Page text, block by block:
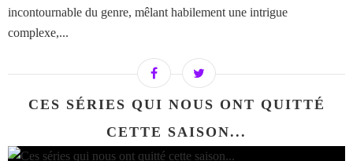
incontournable du genre, mêlant habilement une intrigue
complexe,...
CES SÉRIES QUI NOUS ONT QUITTÉ
CETTE SAISON...